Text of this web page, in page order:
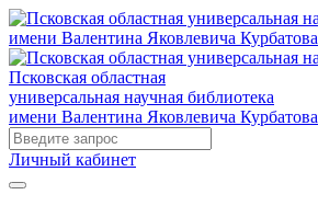
Псковская областная
универсальная научная библиотека
имени Валентина Яковлевича Курбатова
Личный кабинет